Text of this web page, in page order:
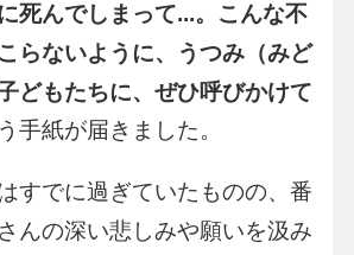
死んでしまって...。こんな不
らないように、うつみ（みど
どもたちに、ぜひ呼びかけて
手紙が届きました。
すでに過ぎていたものの、番
んの深い悲しみや願いを汲み